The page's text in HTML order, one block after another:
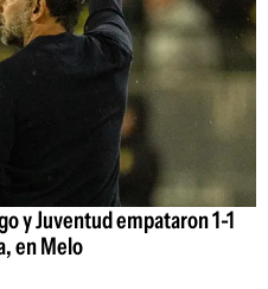
y Juventud empataron 1-1
en Melo